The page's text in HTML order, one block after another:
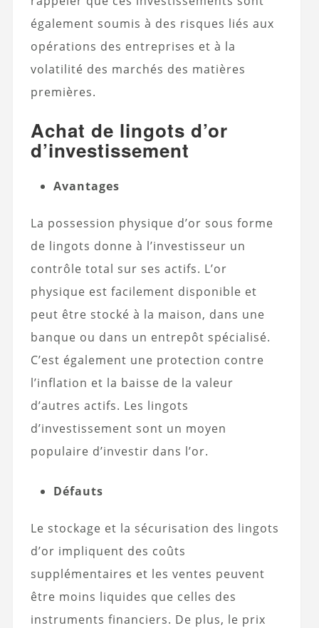
également soumis à des risques liés aux
opérations des entreprises et à la
volatilité des marchés des matières
premières.
Achat de lingots d’or
d’investissement
Avantages
La possession physique d’or sous forme
de lingots donne à l’investisseur un
contrôle total sur ses actifs. L’or
physique est facilement disponible et
peut être stocké à la maison, dans une
banque ou dans un entrepôt spécialisé.
C’est également une protection contre
l’inflation et la baisse de la valeur
d’autres actifs. Les lingots
d’investissement sont un moyen
populaire d’investir dans l’or.
Défauts
Le stockage et la sécurisation des lingots
d’or impliquent des coûts
supplémentaires et les ventes peuvent
être moins liquides que celles des
instruments financiers. De plus, le prix